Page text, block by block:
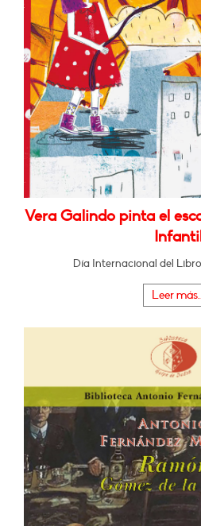
Vera Galindo pinta el
Día Internacional del
Leer